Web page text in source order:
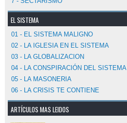
EL SISTEMA
01 - EL SISTEMA MALIGNO
02 - LA IGLESIA EN EL SISTEMA
03 - LA GLOBALIZACION
04 - LA CONSPIRACIÓN DEL SISTEMA
05 - LA MASONERIA
06 - LA CRISIS TE CONTIENE
ARTÍCULOS MAS LEIDOS